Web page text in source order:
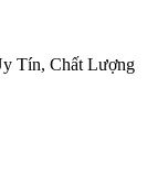
Tín, Chất Lượng